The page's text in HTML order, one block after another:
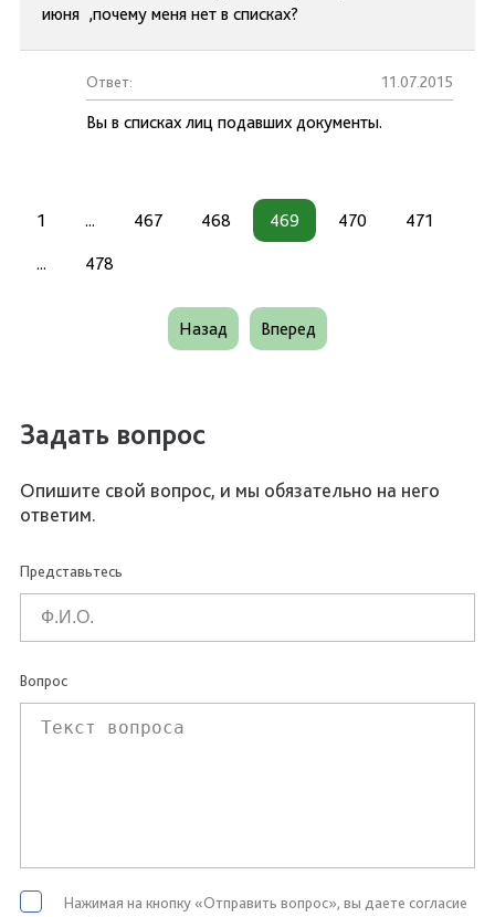
июня ,почему меня нет в списках?
Ответ: 11.07.2015
Вы в списках лиц подавших документы.
1 ... 467 468 469 470 471
... 478
Назад Вперед
Задать вопрос
Опишите свой вопрос, и мы обязательно на него
ответим.
Представьтесь
Вопрос
Нажимая на кнопку «Отправить вопрос», вы даете согласие